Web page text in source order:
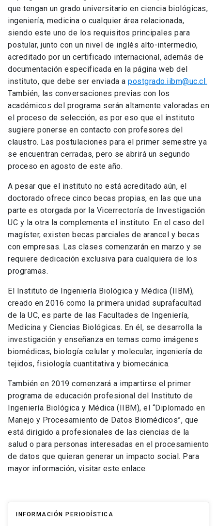
que tengan un grado universitario en ciencia biológicas,
ingeniería, medicina o cualquier área relacionada,
siendo este uno de los requisitos principales para
postular, junto con un nivel de inglés alto-intermedio,
acreditado por un certificado internacional, además de
documentación especificada en la página web del
instituto, que debe ser enviada a postgrado.iibm@uc.cl.
También, las conversaciones previas con los
académicos del programa serán altamente valoradas en
el proceso de selección, es por eso que el instituto
sugiere ponerse en contacto con profesores del
claustro. Las postulaciones para el primer semestre ya
se encuentran cerradas, pero se abrirá un segundo
proceso en agosto de este año.
A pesar que el instituto no está acreditado aún, el
doctorado ofrece cinco becas propias, en las que una
parte es otorgada por la Vicerrectoría de Investigación
UC y la otra la complementa el instituto. En el caso del
magíster, existen becas parciales de arancel y becas
con empresas. Las clases comenzarán en marzo y se
requiere dedicación exclusiva para cualquiera de los
programas.
El Instituto de Ingeniería Biológica y Médica (IIBM),
creado en 2016 como la primera unidad suprafacultad
de la UC, es parte de las Facultades de Ingeniería,
Medicina y Ciencias Biológicas. En él, se desarrolla la
investigación y enseñanza en temas como imágenes
biomédicas, biología celular y molecular, ingeniería de
tejidos, fisiología cuantitativa y biomecánica.
También en 2019 comenzará a impartirse el primer
programa de educación profesional del Instituto de
Ingeniería Biológica y Médica (IIBM), el “Diplomado en
Manejo y Procesamiento de Datos Biomédicos”, que
está dirigido a profesionales de las ciencias de la
salud o para personas interesadas en el procesamiento
de datos que quieran generar un impacto social. Para
mayor información, visitar este enlace.
INFORMACIÓN PERIODÍSTICA